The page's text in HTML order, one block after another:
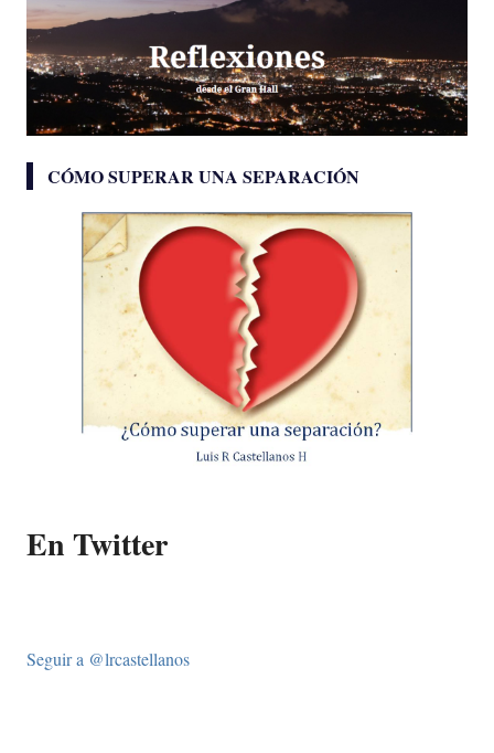
CÓMO SUPERAR UNA SEPARACIÓN
En Twitter
Seguir a @lrcastellanos